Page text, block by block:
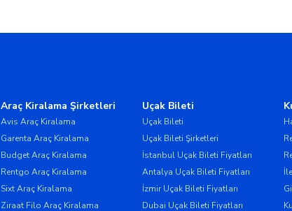
Araç Kiralama Şirketleri
Avis Araç Kiralama
Garenta Araç Kiralama
Budget Araç Kiralama
Rentgo Araç Kiralama
Sixt Araç Kiralama
Ziraat Filo Araç Kiralama
Uçak Bileti
Uçak Bileti
Uçak Bileti Şirketleri
İstanbul Uçak Bileti Fiyatları
Antalya Uçak Bileti Fiyatları
İzmir Uçak Bileti Fiyatları
Dubai Uçak Bileti Fiyatları